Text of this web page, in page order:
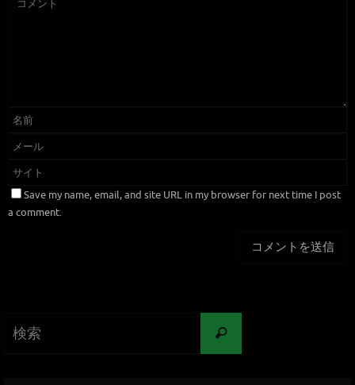
Save my name, email, and site URL in my browser for next time I post
a comment.